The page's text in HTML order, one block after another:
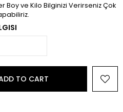
Boy ve Kilo Bilginizi Verirseniz Çok